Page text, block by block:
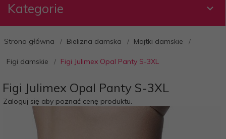
Kategorie
Strona główna Bielizna damska Majtki damskie
Figi damskie Figi Julimex Opal Panty S-3XL
Figi Julimex Opal Panty S-3XL
Zaloguj się aby poznać cenę produktu.